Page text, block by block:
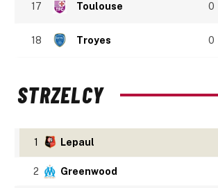
17 Toulouse 0
18 Troyes 0
STRZELCY
1 Lepaul
2 Greenwood